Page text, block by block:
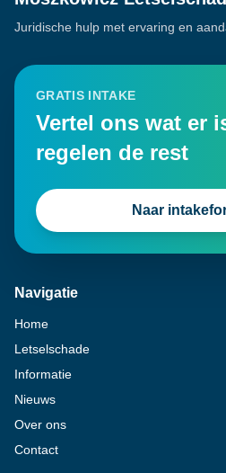
Juridische hulp met ervaring en
GRATIS INTAKE
Vertel ons wat er
regelen de rest
Naar
Navigatie
Home
Letselschade
Informatie
Nieuws
Over ons
Contact